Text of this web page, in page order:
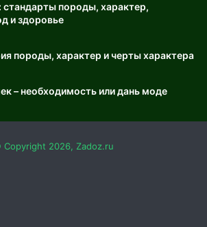
стандарты породы, характер,
и здоровье
породы, характер и черты характера
– необходимость или дань моде
Copyright 2026, Zadoz.ru